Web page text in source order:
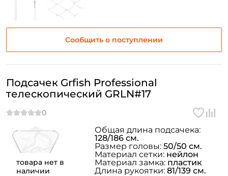
Сообщить о поступлении
товара нет в
наличии
Подсачек Grfish Professional
телескопический GRLN#17
Общая длина подсачека:
128/186 см.
Размер головы: 50/50 см.
Материал сетки: нейлон
Материал замка: пластик
Длина рукоятки: 81/139 см.